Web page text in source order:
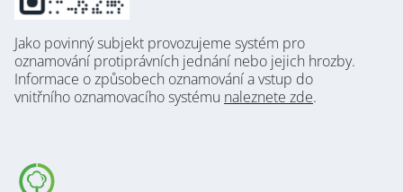
Jako povinný subjekt provozujeme systém pro
oznamování protiprávních jednání nebo jejich hrozby.
Informace o způsobech oznamování a vstup do
vnitřního oznamovacího systému naleznete zde.